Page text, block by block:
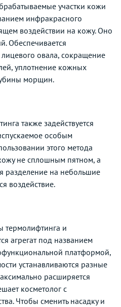
участки кожи
инфракрасного
воздействии на кожу. Оно
Обеспечивается
овала, сокращение
уплотнение кожных
морщин.
также задействуется
особым
этого метода
не сплошным пятном, а
разделение на небольшие
воздействие.
термолифтинга и
агрегат под названием
платформой,
устанавливаются разные
расширяется
косметолог с
Чтобы сменить насадку и